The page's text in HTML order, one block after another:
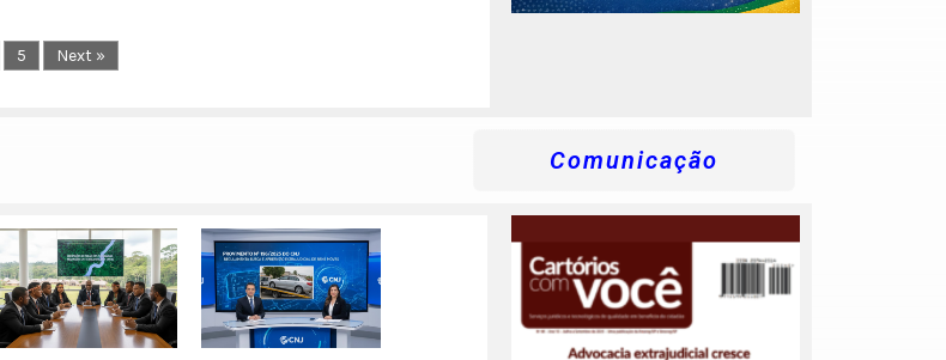
5 Next »
Comunicação